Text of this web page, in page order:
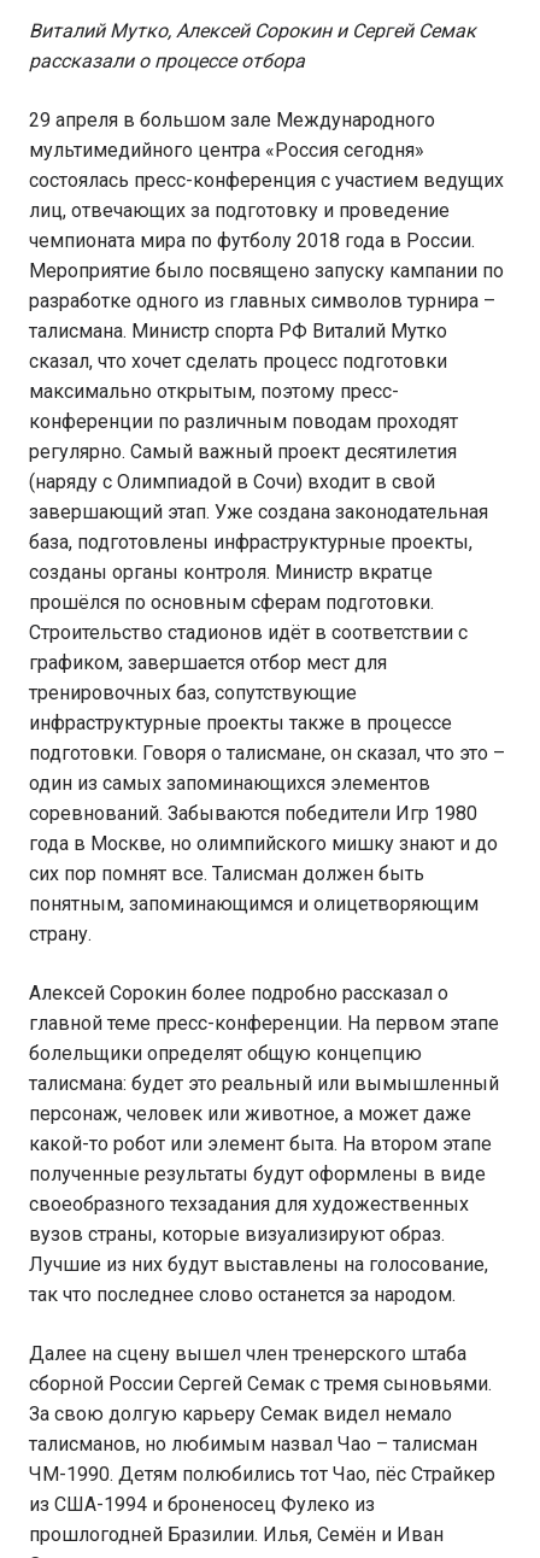
Виталий Мутко, Алексей Сорокин и Сергей Семак
рассказали о процессе отбора
29 апреля в большом зале Международного
мультимедийного центра «Россия сегодня»
состоялась пресс-конференция с участием ведущих
лиц, отвечающих за подготовку и проведение
чемпионата мира по футболу 2018 года в России.
Мероприятие было посвящено запуску кампании по
разработке одного из главных символов турнира –
талисмана. Министр спорта РФ Виталий Мутко
сказал, что хочет сделать процесс подготовки
максимально открытым, поэтому пресс-
конференции по различным поводам проходят
регулярно. Самый важный проект десятилетия
(наряду с Олимпиадой в Сочи) входит в свой
завершающий этап. Уже создана законодательная
база, подготовлены инфраструктурные проекты,
созданы органы контроля. Министр вкратце
прошёлся по основным сферам подготовки.
Строительство стадионов идёт в соответствии с
графиком, завершается отбор мест для
тренировочных баз, сопутствующие
инфраструктурные проекты также в процессе
подготовки. Говоря о талисмане, он сказал, что это –
один из самых запоминающихся элементов
соревнований. Забываются победители Игр 1980
года в Москве, но олимпийского мишку знают и до
сих пор помнят все. Талисман должен быть
понятным, запоминающимся и олицетворяющим
страну.
Алексей Сорокин более подробно рассказал о
главной теме пресс-конференции. На первом этапе
болельщики определят общую концепцию
талисмана: будет это реальный или вымышленный
персонаж, человек или животное, а может даже
какой-то робот или элемент быта. На втором этапе
полученные результаты будут оформлены в виде
своеобразного техзадания для художественных
вузов страны, которые визуализируют образ.
Лучшие из них будут выставлены на голосование,
так что последнее слово останется за народом.
Далее на сцену вышел член тренерского штаба
сборной России Сергей Семак с тремя сыновьями.
За свою долгую карьеру Семак видел немало
талисманов, но любимым назвал Чао – талисман
ЧМ-1990. Детям полюбились тот Чао, пёс Страйкер
из США-1994 и броненосец Фулеко из
прошлогодней Бразилии. Илья, Семён и Иван